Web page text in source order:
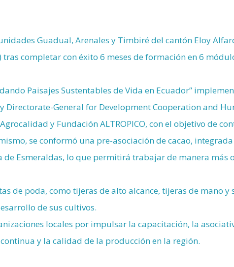
Guadual, Arenales y Timbiré del cantón Eloy
completar con éxito 6 meses de formación en 6
Paisajes Sustentables de Vida en Ecuador”
Directorate-General for Development Cooperation and
y Fundación ALTROPICO, con el objetivo de
se conformó una pre-asociación de cacao,
Esmeraldas, lo que permitirá trabajar de manera más
de poda, como tijeras de alto alcance, tijeras de mano y
de sus cultivos.
locales por impulsar la capacitación, la
y la calidad de la producción en la región.